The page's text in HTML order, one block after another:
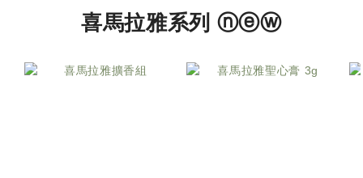
喜馬拉雅系列 ⓝⓔⓦ